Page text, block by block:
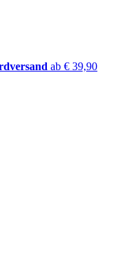
ab € 39,90